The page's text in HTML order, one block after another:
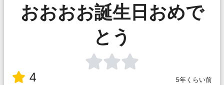
おおおお誕生日おめで
とう
4 5年くらい前